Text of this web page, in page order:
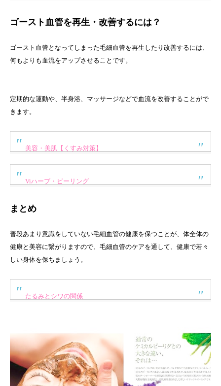
ゴースト血管を再生・改善するには？
ゴースト血管となってしまった毛細血管を再生したり改善するには、
何もよりも血流をアップさせることです。
定期的な運動や、半身浴、マッサージなどで血流を改善することがで
きます。
美容・美肌【くすみ対策】
Viハーブ・ピーリング
まとめ
普段あまり意識をしていない毛細血管の健康を保つことが、体全体の
健康と美容に繋がりますので、毛細血管のケアを通して、健康で若々
しい身体を保ちましょう。
たるみとシワの関係